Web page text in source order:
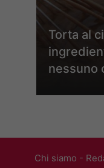
Torta al
nessuno
Chi siamo -